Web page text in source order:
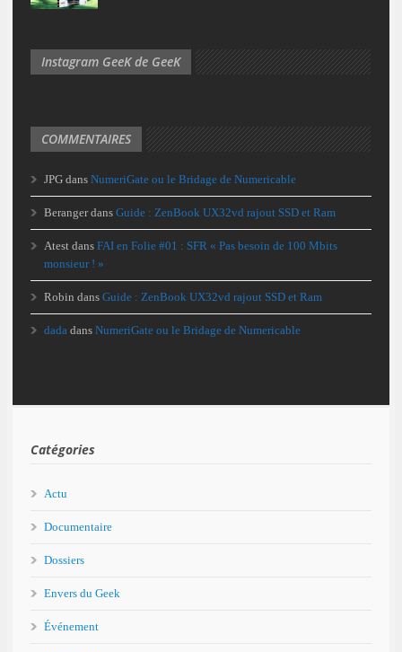
Instagram GeeK de GeeK
COMMENTAIRES
JPG dans NumeriGate ou le Bridage de Numericable
Berangerdans Guide : ZenBook UX32vd rajout SSD et Ram
Atest dans FAI en Folie #01 : SFR « Pas besoin de 100 Mbits
monsieur ! »
Robin dans Guide : ZenBook UX32vd rajout SSD et Ram
dada dans NumeriGate ou le Bridage de Numericable
Catégories
Actu
Documentaire
Dossiers
Envers du Geek
Événement